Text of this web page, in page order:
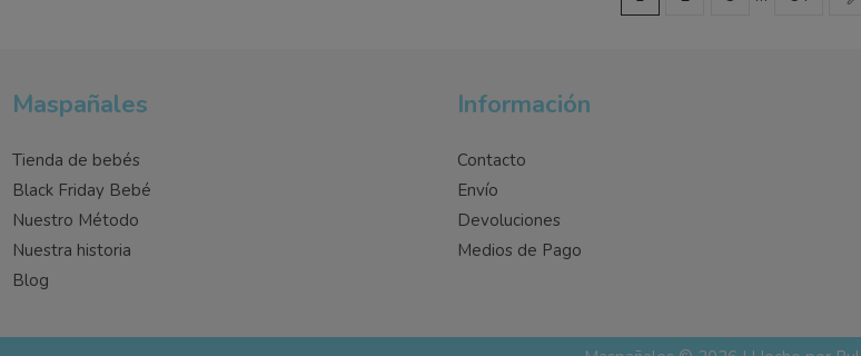
Maspañales
Tienda de bebés
Black Friday Bebé
Nuestro Método
Nuestra historia
Blog
Información
Contacto
Envío
Devoluciones
Medios de Pago